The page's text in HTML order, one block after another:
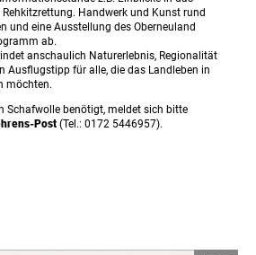
Handwerk und Kunst rund
und eine Ausstellung des Oberneuland
ab.
anschaulich Naturerlebnis, Regionalität
Ausflugstipp für alle, die das Landleben in
möchten.
Schafwolle benötigt, meldet sich bitte
Post (Tel.: 0172 5446957).